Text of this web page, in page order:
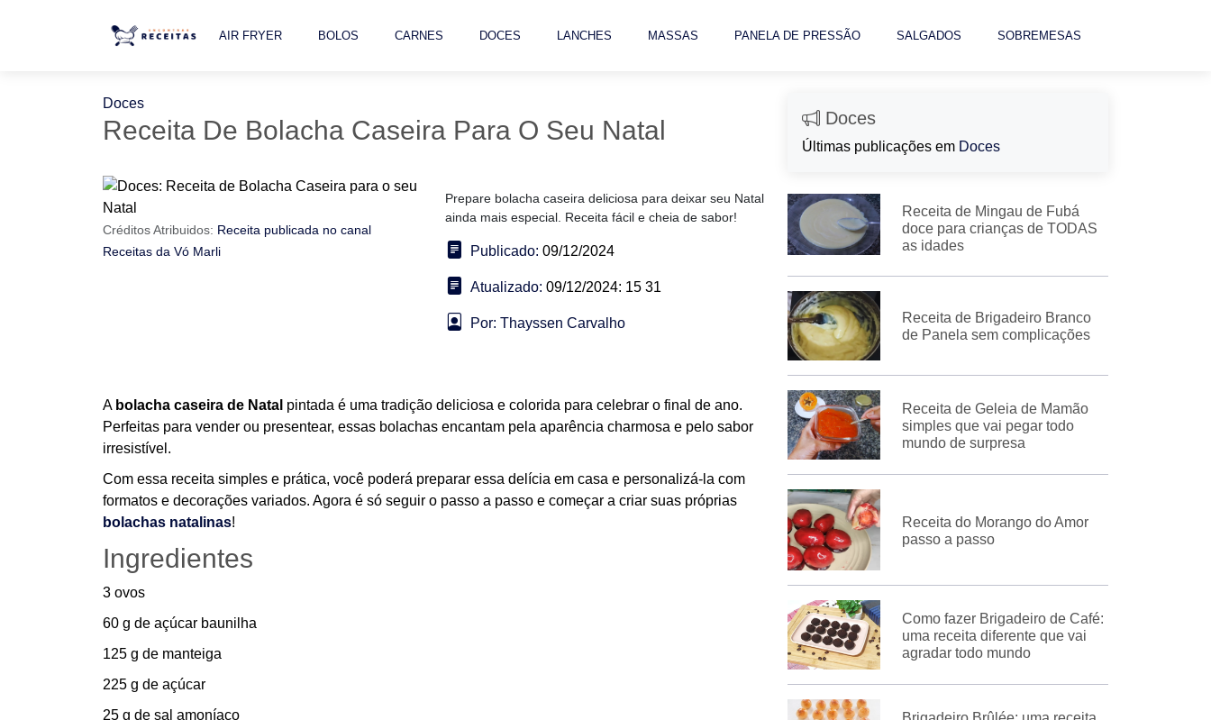
AIR FRYER BOLOS CARNES DOCES LANCHES MASSAS PANELA DE PRESSÃO SALGADOS SOBREMESAS
Doces
Receita De Bolacha Caseira Para O Seu Natal
Créditos Atribuidos: Receita publicada no canal
Receitas da Vó Marli
Prepare bolacha caseira deliciosa para deixar seu Natal
ainda mais especial. Receita fácil e cheia de sabor!
Publicado: 09/12/2024
Atualizado: 09/12/2024: 15 31
Por: Thayssen Carvalho
A bolacha caseira de Natal pintada é uma tradição deliciosa e colorida para celebrar o final de ano.
Perfeitas para vender ou presentear, essas bolachas encantam pela aparência charmosa e pelo sabor
irresistível.
Com essa receita simples e prática, você poderá preparar essa delícia em casa e personalizá-la com
formatos e decorações variados. Agora é só seguir o passo a passo e começar a criar suas próprias
bolachas natalinas!
Ingredientes
3 ovos
60 g de açúcar baunilha
125 g de manteiga
225 g de açúcar
25 g de sal amoníaco
Doces
Últimas publicações em Doces
Receita de Mingau de Fubá
doce para crianças de TODAS
as idades
Receita de Brigadeiro Branco
de Panela sem complicações
Receita de Geleia de Mamão
simples que vai pegar todo
mundo de surpresa
Receita do Morango do Amor
passo a passo
Como fazer Brigadeiro de Café:
uma receita diferente que vai
agradar todo mundo